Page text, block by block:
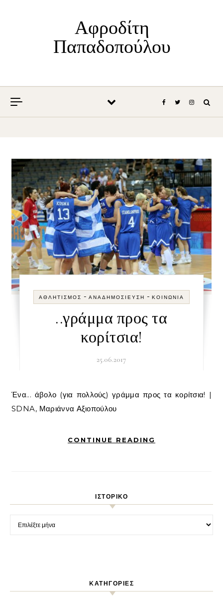
Αφροδίτη
Παπαδοπούλου
ΑΘΛΗΤΙΣΜΌΣ - ΑΝΑΔΗΜΟΣΊΕΥΣΗ - ΚΟΙΝΩΝΊΑ
..γράμμα προς τα
κορίτσια!
25.06.2017
Ένα... άβολο (για πολλούς) γράμμα προς τα κορίτσια! |
SDNA, Μαριάννα Αξιοπούλου
CONTINUE READING
ΙΣΤΟΡΙΚΌ
Ιστορικό
KΑΤΗΓΟΡΊΕΣ